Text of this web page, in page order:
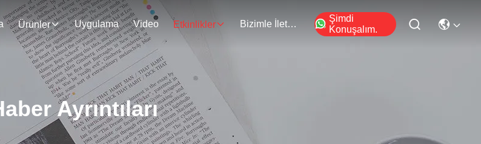
Ürünler Uygulama Video Etkinlikler Bizimle İletişim
Şimdi
Konuşalım.
Ayrıntıları